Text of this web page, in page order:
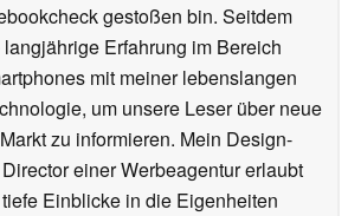
gestoßen bin. Seitdem
Erfahrung im Bereich
mit meiner lebenslangen
um unsere Leser über neue
zu informieren. Mein Design-
einer Werbeagentur erlaubt
Einblicke in die Eigenheiten